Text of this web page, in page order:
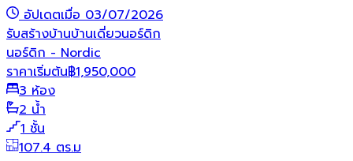
อัปเดตเมื่อ 03/07/2026
รับสร้างบ้านบ้านเดี่ยวนอร์ดิก
นอร์ดิก - Nordic
ราคาเริ่มต้น฿1,950,000
3 ห้อง
2 น้ำ
1 ชั้น
107.4 ตร.ม